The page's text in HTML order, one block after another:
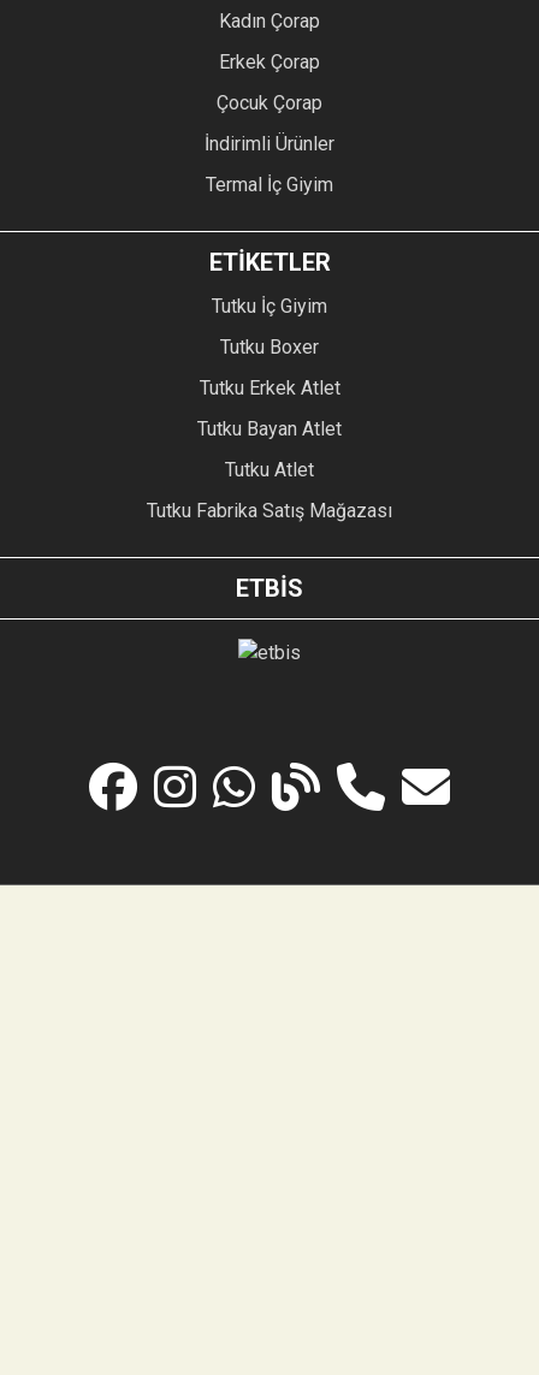
Kadın Çorap
Erkek Çorap
Çocuk Çorap
İndirimli Ürünler
Termal İç Giyim
ETİKETLER
Tutku İç Giyim
Tutku Boxer
Tutku Erkek Atlet
Tutku Bayan Atlet
Tutku Atlet
Tutku Fabrika Satış Mağazası
ETBİS